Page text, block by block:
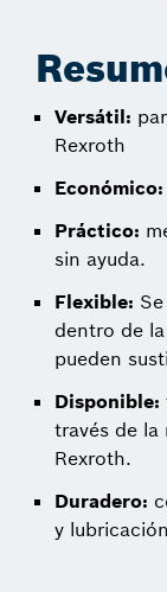
Versátil:
Rexroth
Económico:
Práctico:
sin ayuda.
Flexible:
dentro de
pueden
Disponible:
través de la
Rexroth.
Duradero:
y